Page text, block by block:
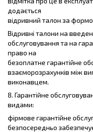
додається
відривний талон за
Відривні талони на
обслуговування та на
право на
безоплатне гарантійне
взаєморозрахунків між
виконавцем.
8. Гарантійне
видами:
фірмове гарантійне
безпосередньо